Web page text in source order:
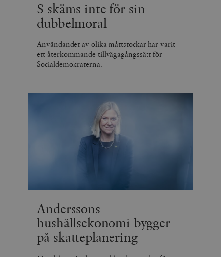
S skäms inte för sin
dubbelmoral
Användandet av olika måttstockar har varit
ett återkommande tillvägagångssätt för
Socialdemokraterna.
Anderssons
hushållsekonomi bygger
på skatteplanering